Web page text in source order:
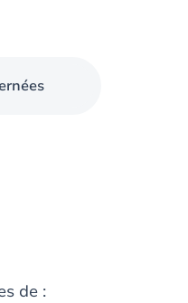
de :